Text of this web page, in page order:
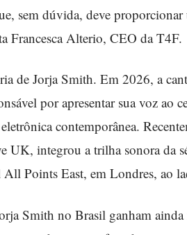
sem dúvida, deve proporcionar
Francesca Alterio, CEO da T4F.
de Jorja Smith. Em 2026, a
por apresentar sua voz ao
contemporânea.
UK, integrou a trilha sonora da
Points East, em Londres, ao
Smith no Brasil ganham ainda